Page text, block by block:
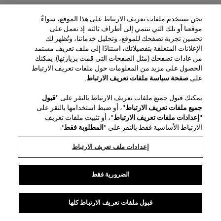
المنطقة / اللغة
خدمة العملاء
العثور على متجر
اتصل بنا
الشحن والإرجاع للجمال
الشحن والإرجاع للأزياء
الأسئلة الشائعة
خدمة تغليف الهدايا
مركز التفضيلات
نبذة عن الدار
House of Herrera
الوظائف
(يفتح في نافذة جديدة)
chcarolinaherrera.com
(يفتح في نافذة جديدة)
الشؤون القانونية وملفات تعريف الارتباط
الشروط والأحكام
شروط وأحكام البيع الخاصة بالجمال
VTO Data Processing Notice
سياسة الخصوصية
سياسة ملفات تعريف الارتباط
Copyright 2026 كارولينا هيريرا
©
2026 كارولينا هيريرا
نحن نستخدم ملفات تعريف الارتباط على هذا الموقع، سواءٌ
موقعنا أو تلك التي تنتمي إلى أطراف ثالثة. إذ تعمل على
تحسين تجربة تصفحك للموقع، وتحليل خدماتنا، وتُظهر لك
الإعلانات المتعلقة بتفضيلاتك، استنادًا إلى ملف تعريف مستمد
من عادات تصفحك (مثل الصفحات التي قمت بزيارتها). يمكنك
الحصول على مزيد من المعلومات حول ملفات تعريف الارتباط
علىصفحة سياسة ملفات تعريف الارتباط.
يمكنك قبول جميع ملفات تعريف الارتباط بالنقر على "قبول
جميع ملفات تعريف الارتباط"، أو ضبط استخدامها بالنقر على
" إعدادات ملفات تعريف الارتباط"، أو تثبيت ملفات تعريف
الارتباط الأساسية فقط بالنقر على " المطلوبة فقط".
إعدادات ملف تعريف الارتباط
الضرورية فقط
قبول ملفات تعريف الارتباط كلها